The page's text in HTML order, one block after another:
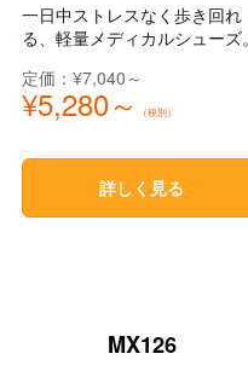
一日中ストレスなく歩き回れ
る、軽量メディカルシューズ。
定価：¥7,040～
¥5,280～ （税別）
詳しく見る
MX126